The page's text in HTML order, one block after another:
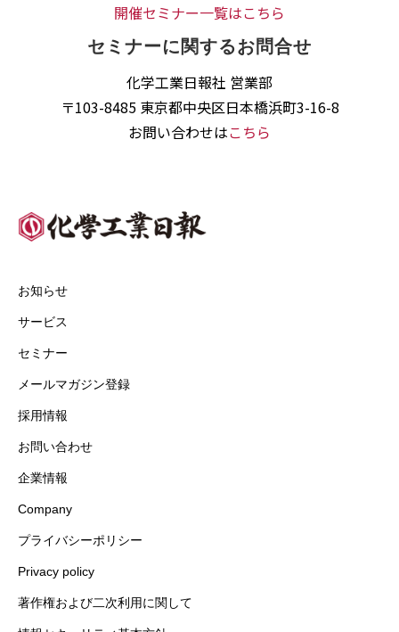
開催セミナー一覧はこちら
セミナーに関するお問合せ
化学工業日報社 営業部
〒103-8485 東京都中央区日本橋浜町3-16-8
お問い合わせはこちら
お知らせ
サービス
セミナー
メールマガジン登録
採用情報
お問い合わせ
企業情報
Company
プライバシーポリシー
Privacy policy
著作権および二次利用に関して